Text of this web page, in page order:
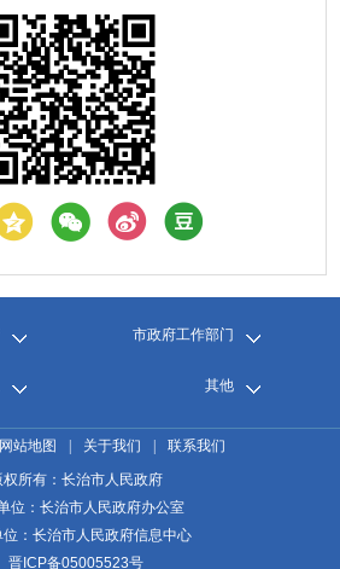
市政府工作部门
其他
网站地图 关于我们
联系我们
权所有：长治市人民政府
位：长治市人民政府办公室
位：长治市人民政府信息中心
晋ICP备05005523号